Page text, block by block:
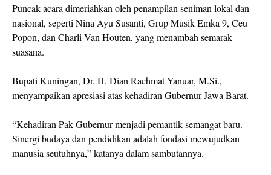
Puncak acara dimeriahkan oleh penampilan seniman lokal dan
nasional, seperti Nina Ayu Susanti, Grup Musik Emka 9, Ceu
Popon, dan Charli Van Houten, yang menambah semarak
suasana.
Bupati Kuningan, Dr. H. Dian Rachmat Yanuar, M.Si.,
menyampaikan apresiasi atas kehadiran Gubernur Jawa Barat.
“Kehadiran Pak Gubernur menjadi pemantik semangat baru.
Sinergi budaya dan pendidikan adalah fondasi mewujudkan
manusia seutuhnya,” katanya dalam sambutannya.